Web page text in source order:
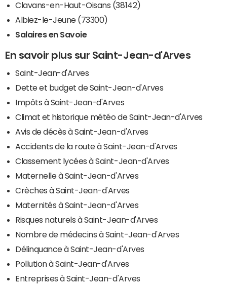
Clavans-en-Haut-Oisans (38142)
Albiez-le-Jeune (73300)
Salaires en Savoie
En savoir plus sur Saint-Jean-d'Arves
Saint-Jean-d'Arves
Dette et budget de Saint-Jean-d'Arves
Impôts à Saint-Jean-d'Arves
Climat et historique météo de Saint-Jean-d'Arves
Avis de décès à Saint-Jean-d'Arves
Accidents de la route à Saint-Jean-d'Arves
Classement lycées à Saint-Jean-d'Arves
Maternelle à Saint-Jean-d'Arves
Crèches à Saint-Jean-d'Arves
Maternités à Saint-Jean-d'Arves
Risques naturels à Saint-Jean-d'Arves
Nombre de médecins à Saint-Jean-d'Arves
Délinquance à Saint-Jean-d'Arves
Pollution à Saint-Jean-d'Arves
Entreprises à Saint-Jean-d'Arves